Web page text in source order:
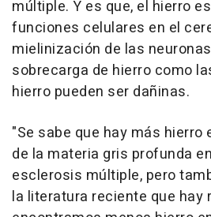
múltiple. Y es que, el hierro
funciones celulares en el
mielinización de las
sobrecarga de hierro como
hierro pueden ser dañinas.
"Se sabe que hay más
de la materia gris profunda
esclerosis múltiple, pero
la literatura reciente que hay